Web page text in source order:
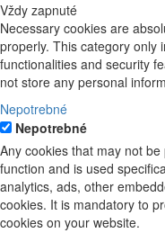
Vždy zapnuté
Necessary cookies are
properly. This category only
functionalities and security
not store any personal
Nepotrebné
Nepotrebné
Any cookies that may not
function and is used
analytics, ads, other
cookies. It is mandatory to
cookies on your website.